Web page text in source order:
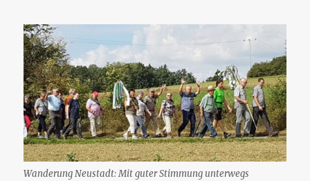
Wanderung Neustadt: Mit guter Stimmung unterwegs